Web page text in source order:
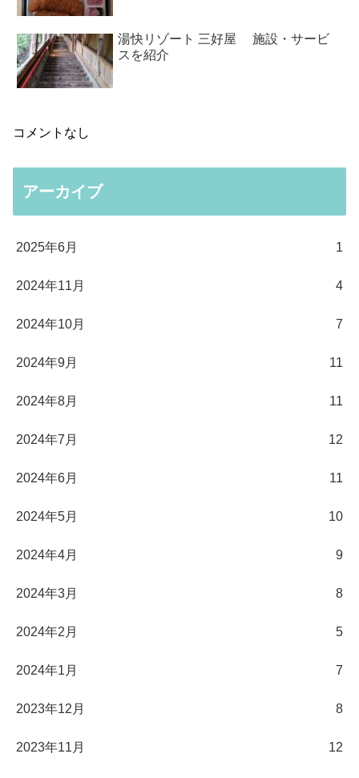
湯快リゾート 三好屋 施設・サービ
スを紹介
コメントなし
アーカイブ
2025年6月 1
2024年11月 4
2024年10月 7
2024年9月 11
2024年8月 11
2024年7月 12
2024年6月 11
2024年5月 10
2024年4月 9
2024年3月 8
2024年2月 5
2024年1月 7
2023年12月 8
2023年11月 12